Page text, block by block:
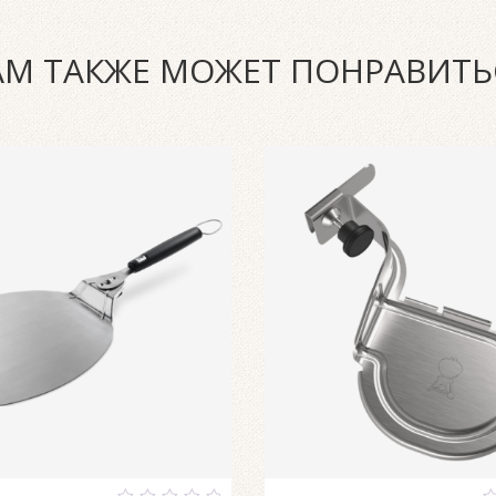
ТАКЖЕ МОЖЕТ